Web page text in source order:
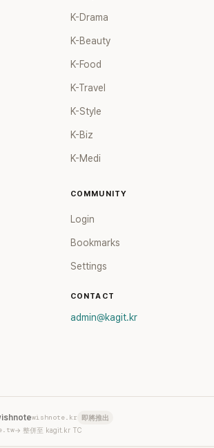
K-Drama
K-Beauty
K-Food
K-Travel
K-Style
K-Biz
K-Medi
COMMUNITY
Login
Bookmarks
Settings
CONTACT
admin@kagit.kr
wishnote.kr 即將推出
→ 整併至 kagit.kr TC